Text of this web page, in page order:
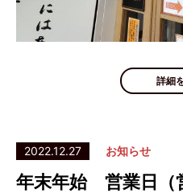
詳細
2022.12.27 お知らせ
年末年始 営業日（